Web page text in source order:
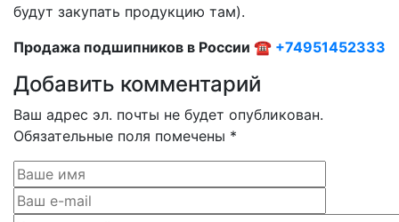
будут закупать продукцию там).
Продажа подшипников в России ☎ +74951452333
Добавить комментарий
Ваш адрес эл. почты не будет опубликован.
Обязательные поля помечены *